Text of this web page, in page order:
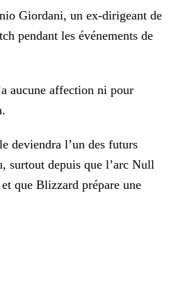
Giordani, un ex-dirigeant de
pendant les événements de
aucune affection ni pour
deviendra l’un des futurs
surtout depuis que l’arc Null
que Blizzard prépare une